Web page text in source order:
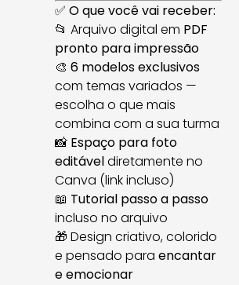
✅ O que você vai receber:
📂 Arquivo digital em PDF
pronto para impressão
🎨 6 modelos exclusivos
com temas variados —
escolha o que mais
combina com a sua turma
📸 Espaço para foto
editáveldiretamente no
Canva (link incluso)
📖 Tutorial passo a passo
incluso no arquivo
🎁 Design criativo, colorido
e pensado para encantar
e emocionar